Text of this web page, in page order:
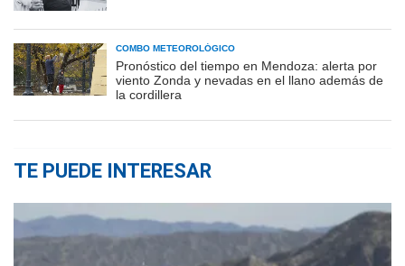
COMBO METEOROLÓGICO
Pronóstico del tiempo en Mendoza: alerta por
viento Zonda y nevadas en el llano además de
la cordillera
TE PUEDE INTERESAR